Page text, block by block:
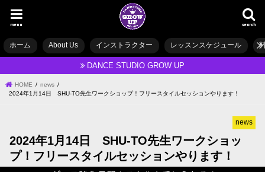
search
menu
ホーム About Us インストラクター レッスンスケジュール
DANCE STUDIO GROW UP
HOME
news
2024年1月14日 SHU-TO先生ワークショップ！フリースタイルセッションやります！
news
2024年1月14日 SHU-TO先生ワークショッ
プ！フリースタイルセッションやります！